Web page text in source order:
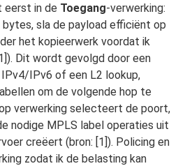
eerst in de Toegang-verwerking:
sla de payload efficiënt op
het kopieerwerk voordat ik
Dit wordt gevolgd door een
IPv6 of een L2 lookup,
om de volgende hop te
verwerking selecteert de poort,
nodige MPLS label operaties uit
creëert (bron: [1]). Policing en
zodat ik de belasting kan